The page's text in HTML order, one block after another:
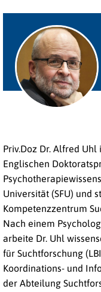
Priv.Doz Dr. Alfred
Englischen
Universität (SFU) und
Kompetenzzentrum
Nach einem
arbeite Dr. Uhl
für Suchtforschung
Koordinations- und
der Abteilung